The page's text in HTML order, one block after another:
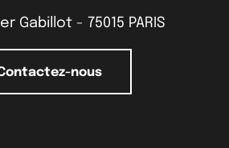
Gabillot - 75015 PARIS
nous